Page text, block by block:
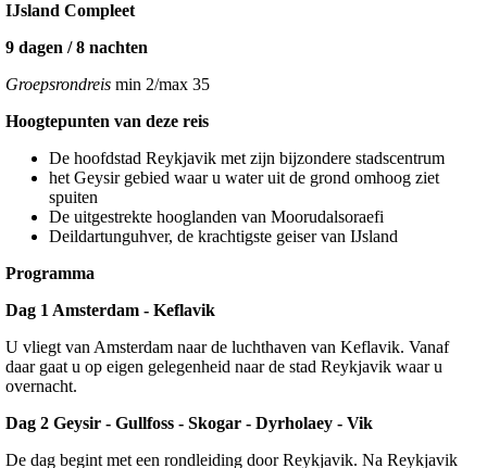
IJsland Compleet
9 dagen / 8 nachten
Groepsrondreis min 2/max 35
Hoogtepunten van deze reis
De hoofdstad Reykjavik met zijn bijzondere stadscentrum
het Geysir gebied waar u water uit de grond omhoog ziet
spuiten
De uitgestrekte hooglanden van Moorudalsoraefi
Deildartunguhver, de krachtigste geiser van IJsland
Programma
Dag 1 Amsterdam - Keflavik
U vliegt van Amsterdam naar de luchthaven van Keflavik. Vanaf
daar gaat u op eigen gelegenheid naar de stad Reykjavik waar u
overnacht.
Dag 2 Geysir - Gullfoss - Skogar - Dyrholaey - Vik
De dag begint met een rondleiding door Reykjavik. Na Reykjavik